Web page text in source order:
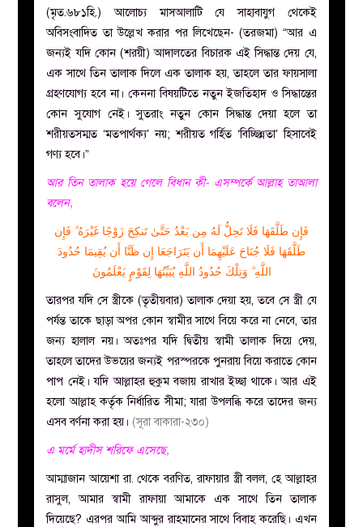
(মৃত.৬৮১হি.) আলোচ্য মাসআলাটি যে সাহাবাযুগ থেকেই
অবিসংবাদিত তা উল্লেখ করার পর লিখেছেন- (তরজমা) “আর এ
জন্যই যদি কোন (শরয়ী) আদালতের বিচারক এই সিদ্ধান্ত দেয় যে,
এক সাথে তিন তালাক দিলে এক তালাক হয়, তাহলে তার ফায়সালা
গ্রহণযোগ্য হবে না। কেননা বিষয়টিতে নতুন ইজতিহাদ ও সিদ্ধান্তের
কোন সুযোগ নেই। সুতরাং নতুন কোন সিদ্ধান্ত দেয়া হলে তা
শরীয়তসম্মত ‘মতপার্থক্য’ নয়; শরীয়ত গর্হিত ‘বিচ্ছিন্নতা’ হিসাবেই
গণ্য হবে।”
আর তিন তালাক হয়ে গেলে বিধান কী- এসম্পর্কে আল্লাহ তাআলা
বলেন,
فَإِن طَلَّقَهَا فَلَا تَحِلُّ لَهُ مِن بَعْدُ حَتَّىٰ تَنكِحَ زَوْجًا غَيْرَهُ ۗ فَإِن
طَلَّقَهَا فَلَا جُنَاحَ عَلَيْهِمَا أَن يَتَرَاجَعَا إِن ظَنَّا أَن يُقِيمَا حُدُودَ
اللَّهِ ۗ وَتِلْكَ حُدُودُ اللَّهِ يُبَيِّنُهَا لِقَوْمٍ يَعْلَمُونَ
তারপর যদি সে স্ত্রীকে (তৃতীয়বার) তালাক দেয়া হয়, তবে সে স্ত্রী যে
পর্যন্ত তাকে ছাড়া অপর কোন স্বামীর সাথে বিয়ে করে না নেবে, তার
জন্য হালাল নয়। অতঃপর যদি দ্বিতীয় স্বামী তালাক দিয়ে দেয়,
তাহলে তাদের উভয়ের জন্যই পরস্পরকে পুনরায় বিয়ে করাতে কোন
পাপ নেই। যদি আল্লাহর হুকুম বজায় রাখার ইচ্ছা থাকে। আর এই
হলো আল্লাহ কর্তৃক নির্ধারিত সীমা; যারা উপলব্ধি করে তাদের জন্য
এসব বর্ণনা করা হয়। (সূরা বাকারা-২৩০)
এ মর্মে হাদীস শরিফে এসেছে,
আম্মাজান আয়েশা রা. থেকে বরণিত, রাফায়ার স্ত্রী বলল, হে আল্লাহর
রাসুল, আমার স্বামী রাফায়া আমাকে এক সাথে তিন তালাক
দিয়েছে? এরপর আমি আব্দুর রাহমানের সাথে বিবাহ করেছি। এখন